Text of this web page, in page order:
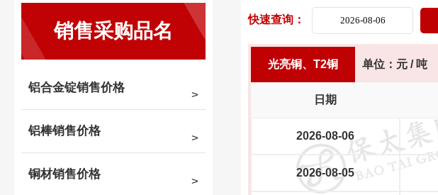
销售采购品名
铝合金锭销售价格
铝棒销售价格
铜材销售价格
快速查询：
光亮铜、T2铜 单位：元 / 吨
日期
2026-08-06
2026-08-05